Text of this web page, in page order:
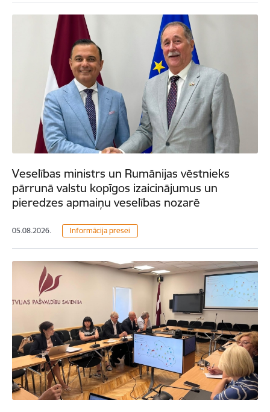
Veselības ministrs un Rumānijas vēstnieks
pārrunā valstu kopīgos izaicinājumus un
pieredzes apmaiņu veselības nozarē
05.08.2026. Informācija presei